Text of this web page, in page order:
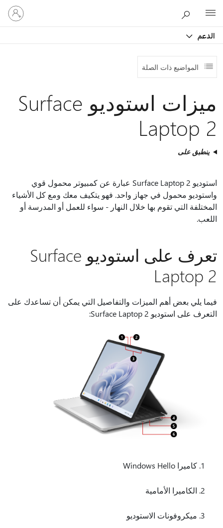
الدعم
تسجيل
الدخول
إلى
المواضيع ذات الصلة
ميزات استوديو Surface
Laptop 2
ينطبق على
استوديو Surface Laptop 2 عبارة عن كمبيوتر محمول قوي
واستوديو محمول في جهاز واحد. فهو يتكيف معك ومع كل الأشياء
المختلفة التي تقوم بها خلال النهار - سواء للعمل أو المدرسة أو
اللعب.
تعرف على استوديو Surface
Laptop 2
فيما يلي بعض أهم الميزات والتفاصيل التي يمكن أن تساعدك على
التعرف على استوديو Surface Laptop 2:
كاميرا Windows Hello
الكاميرا الأمامية
ميكروفونات الاستوديو